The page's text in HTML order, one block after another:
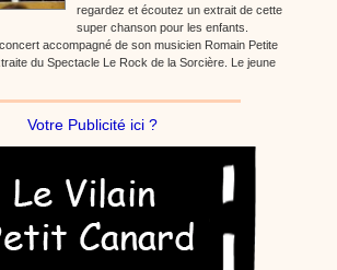
regardez et écoutez un extrait de cette
super chanson pour les enfants.
accompagné de son musicien Romain Petite
du Spectacle Le Rock de la Sorcière. Le jeune
Votre Publicité ici ?